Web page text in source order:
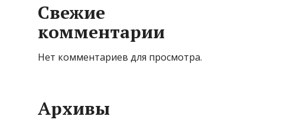
Свежие
комментарии
Нет комментариев для просмотра.
Архивы